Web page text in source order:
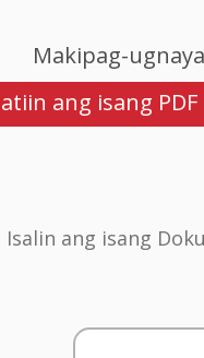
Makipag-
ang isang PDF
Isalin ang isang